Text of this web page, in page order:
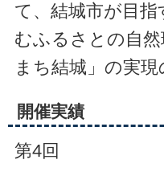
て、結城市が目
むふるさとの自
まち結城」の実現
開催実績
第4回